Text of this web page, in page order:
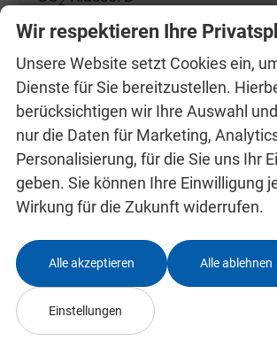
Wir respektieren Ihre
Unsere Website setzt Cookies ein,
Dienste für Sie bereitzustellen.
berücksichtigen wir Ihre Auswahl
nur die Daten für Marketing,
Personalisierung, für die Sie uns Ihr
geben. Sie können Ihre Einwilligung
Wirkung für die Zukunft widerrufen.
Alle akzeptieren Alle ablehnen
Einstellungen